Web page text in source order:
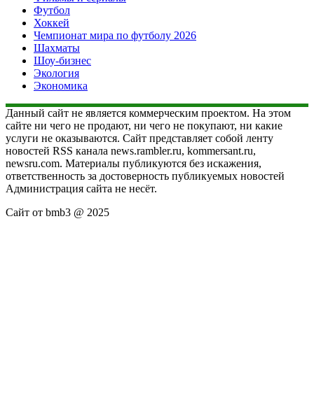
Футбол
Хоккей
Чемпионат мира по футболу 2026
Шахматы
Шоу-бизнес
Экология
Экономика
Данный сайт не является коммерческим проектом. На этом
сайте ни чего не продают, ни чего не покупают, ни какие
услуги не оказываются. Сайт представляет собой ленту
новостей RSS канала news.rambler.ru, kommersant.ru,
newsru.com. Материалы публикуются без искажения,
ответственность за достоверность публикуемых новостей
Администрация сайта не несёт.
Сайт от bmb3 @ 2025